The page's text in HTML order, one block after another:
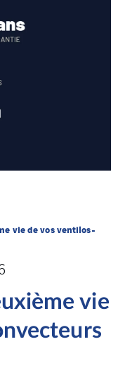
vie de vos ventilos-
vie